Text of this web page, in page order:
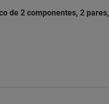
de 2 componentes, 2 pares,